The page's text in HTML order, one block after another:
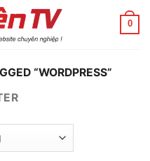
0
“WORDPRESS”